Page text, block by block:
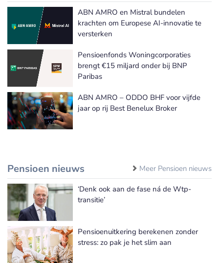
ABN AMRO en Mistral bundelen
krachten om Europese AI-innovatie te
versterken
Pensioenfonds Woningcorporaties
brengt €15 miljard onder bij BNP
Paribas
ABN AMRO – ODDO BHF voor vijfde
jaar op rij Best Benelux Broker
Pensioen nieuws Meer Pensioen nieuws
‘Denk ook aan de fase ná de Wtp-
transitie’
Pensioenuitkering berekenen zonder
stress: zo pak je het slim aan